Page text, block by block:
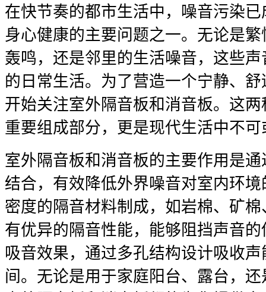
在快节奏的都市生活中，噪音污染
身心健康的主要问题之一。无论是
轰鸣，还是邻里的生活噪音，这些
的日常生活。为了营造一个宁静、
开始关注室外隔音板和消音板。这
重要组成部分，更是现代生活中不可
室外隔音板和消音板的主要作用是
结合，有效降低外界噪音对室内环
密度的隔音材料制成，如岩棉、矿
有优异的隔音性能，能够阻挡声音
吸音效果，通过多孔结构设计吸收
间。无论是用于家庭阳台、露台，